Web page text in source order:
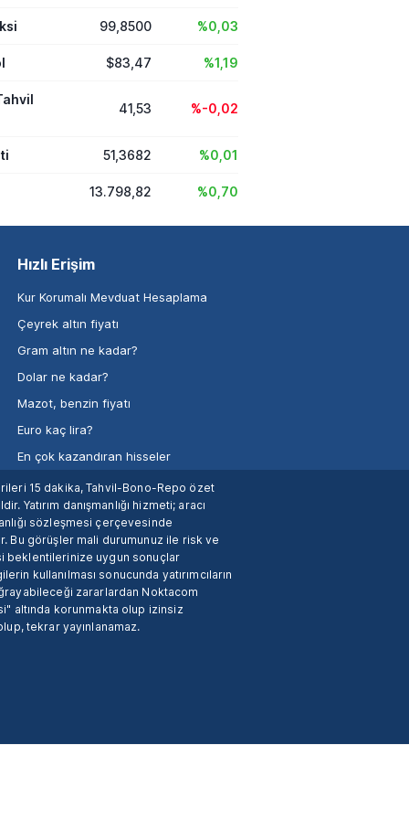
99,8500 %0,03
$83,47 %1,19
41,53 %-0,02
51,3682 %0,01
13.798,82 %0,70
Hızlı Erişim
Kur Korumalı Mevduat Hesaplama
Çeyrek altın fiyatı
Gram altın ne kadar?
Dolar ne kadar?
Mazot, benzin fiyatı
Euro kaç lira?
En çok kazandıran hisseler
15 dakika, Tahvil-Bono-Repo özet
Yatırım danışmanlığı hizmeti; aracı
sözleşmesi çerçevesinde
Bu görüşler mali durumunuz ile risk ve
beklentilerinize uygun sonuçlar
kullanılması sonucunda yatırımcıların
zararlardan Noktacom
altında korunmakta olup izinsiz
tekrar yayınlanamaz.